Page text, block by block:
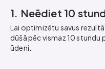
1. Neēdiet 10
Lai optimizētu savus
dūšā pēc vismaz 10
ūdeni.